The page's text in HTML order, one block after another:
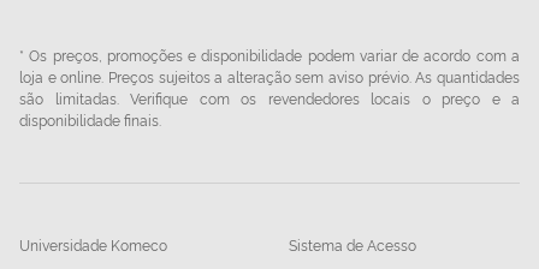
* Os preços, promoções e disponibilidade podem variar de acordo com a
loja e online. Preços sujeitos a alteração sem aviso prévio. As quantidades
são limitadas. Verifique com os revendedores locais o preço e a
disponibilidade finais.
Universidade Komeco
Sistema de Acesso